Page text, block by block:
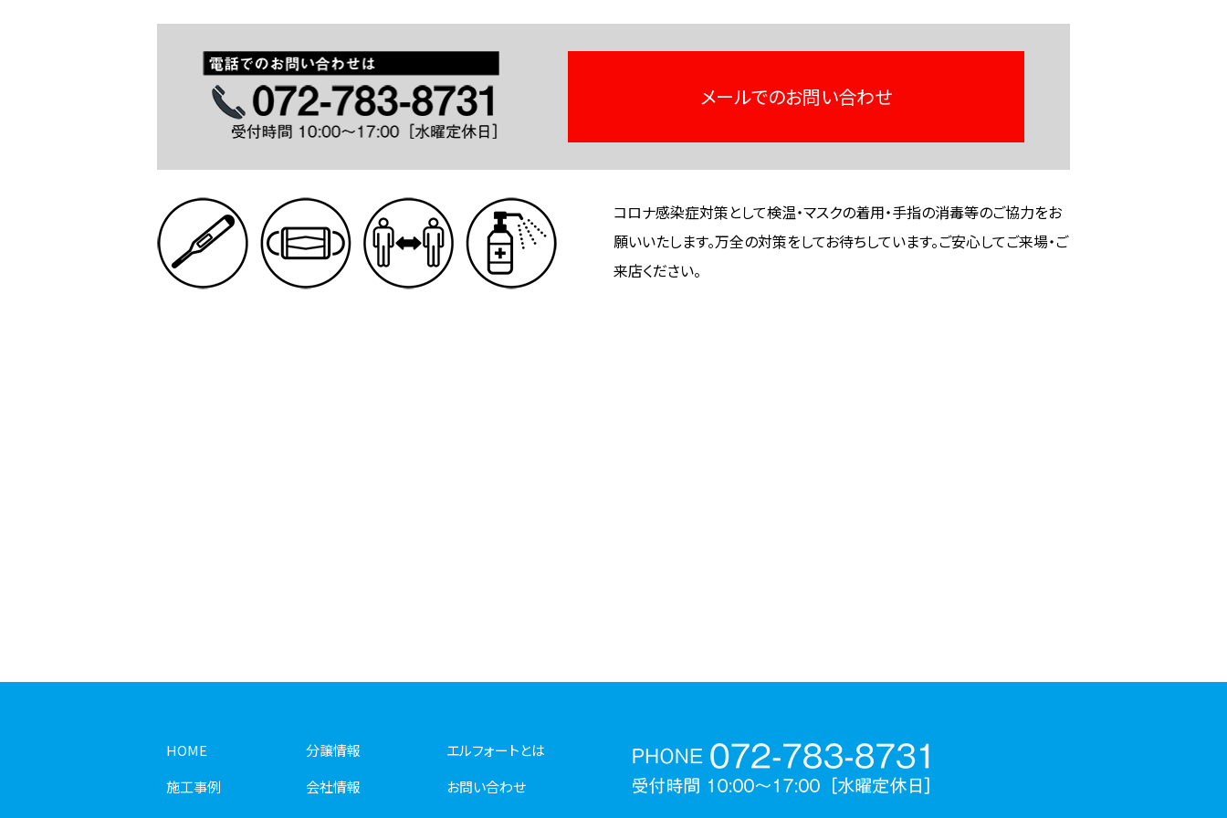
メールでのお問い合わせ
コロナ感染症対策として検温・マスクの着用・手指の消毒等のご協力をお
願いいたします。万全の対策をしてお待ちしています。ご安心してご来場・ご
来店ください。
HOME 分譲情報
エルフォートとは
施工事例
会社情報 お問い合わせ